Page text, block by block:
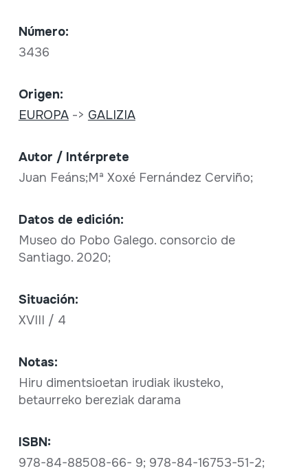
Número:
3436
Origen:
EUROPA-> GALIZIA
Autor / Intérprete
Juan Feáns;Mª Xoxé Fernández Cerviño;
Datos de edición:
Museo do Pobo Galego. consorcio de
Santiago. 2020;
Situación:
XVIII / 4
Notas:
Hiru dimentsioetan irudiak ikusteko,
betaurreko bereziak darama
ISBN:
978-84-88508-66- 9; 978-84-16753-51-2;